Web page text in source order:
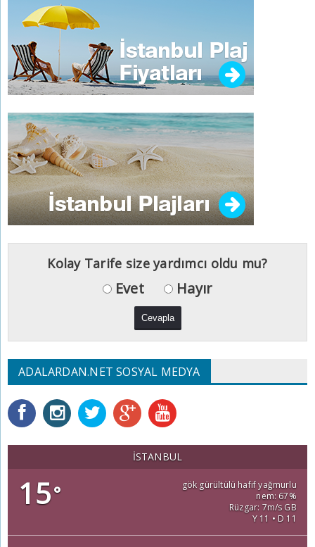
Kolay Tarife size yardımcı oldu mu?
Evet Hayır
ADALARDAN.NET SOSYAL MEDYA
İSTANBUL
15°
gök gürültülü hafif yağmurlu
nem: 67%
Rüzgar: 7m/s GB
Y 11 • D 11